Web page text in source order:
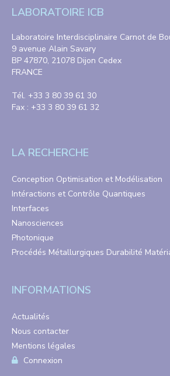
LABORATOIRE ICB
Laboratoire Interdisciplinaire Carnot de
9 avenue Alain Savary
BP 47870, 21078 Dijon Cedex
FRANCE
Tél. +33 3 80 39 61 30
Fax : +33 3 80 39 61 32
LA RECHERCHE
Conception Optimisation et Modélisation
Intéractions et Contrôle Quantiques
Interfaces
Nanosciences
Photonique
Procédés Métallurgiques Durabilité
INFORMATIONS
Actualités
Nous contacter
Mentions légales
Connexion